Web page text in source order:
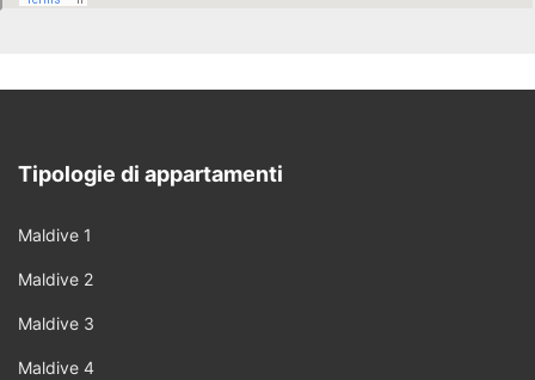
Tipologie di appartamenti
Maldive 1
Maldive 2
Maldive 3
Maldive 4